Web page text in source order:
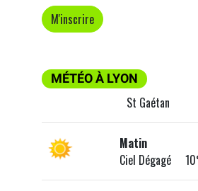
MÉTÉO À LYON
St Gaétan
Matin
Ciel Dégagé